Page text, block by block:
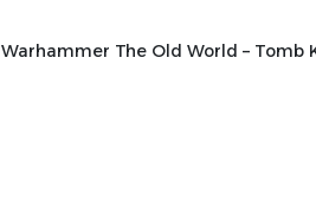
Warhammer The Old World – Tomb